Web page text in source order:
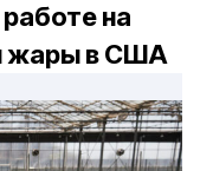
на
жары в США